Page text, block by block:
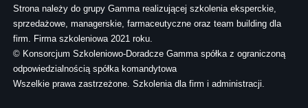
Strona należy do grupy Gamma realizującej szkolenia eksperckie,
sprzedażowe, managerskie, farmaceutyczne oraz team building dla
firm. Firma szkoleniowa 2021 roku.
© Konsorcjum Szkoleniowo-Doradcze Gamma spółka z ograniczoną
odpowiedzialnością spółka komandytowa
Wszelkie prawa zastrzeżone. Szkolenia dla firm i administracji.